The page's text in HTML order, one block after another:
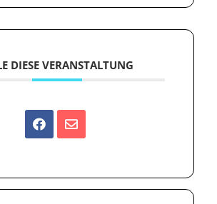
DIESE VERANSTALTUNG